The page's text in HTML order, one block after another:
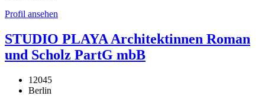
Profil ansehen
STUDIO PLAYA Architektinnen Roman
und Scholz PartG mbB
12045
Berlin